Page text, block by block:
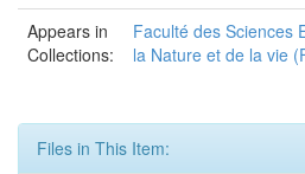
Appears in
Collections:
Faculté des Sciences
la Nature et de la vie
Files in This Item: